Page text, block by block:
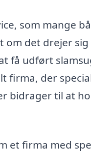
som mange
om det drejer
få udført
firma, der
bidrager til at
et firma med